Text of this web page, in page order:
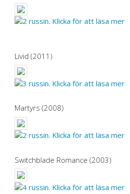
Livid (2011)
Martyrs (2008)
Switchblade Romance (2003)